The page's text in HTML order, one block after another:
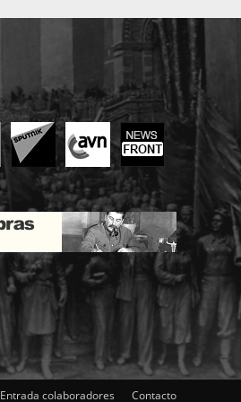
Entrada colaboradores Contacto